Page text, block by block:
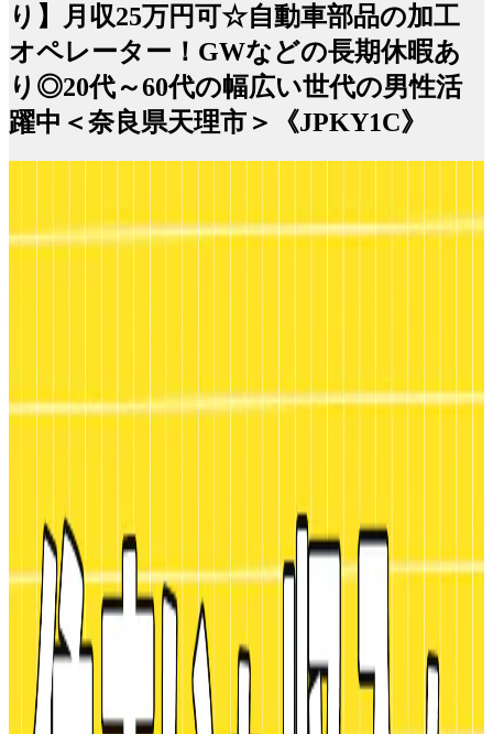
り】月収25万円可☆自動車部品の加工
オペレーター！GWなどの長期休暇あ
り◎20代～60代の幅広い世代の男性活
躍中＜奈良県天理市＞《JPKY1C》